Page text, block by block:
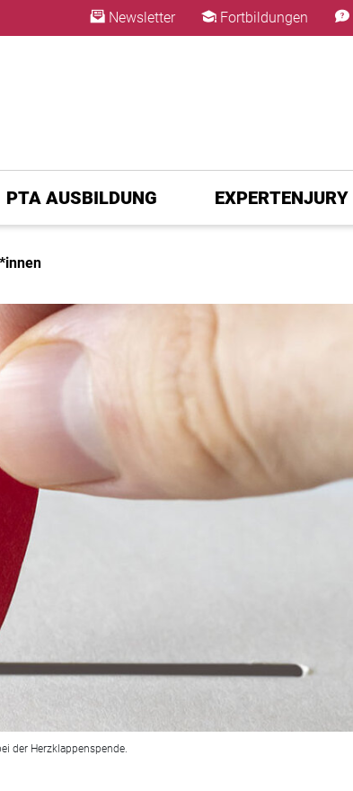
Newsletter Fortbildungen
PTA AUSBILDUNG EXPERTENJURY
der Herzklappenspende.